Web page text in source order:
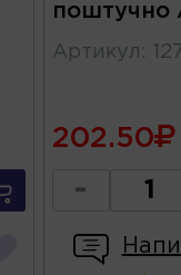
поштучно
Артикул :
202.50
-